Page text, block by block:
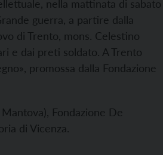
nella mattinata di sabato
guerra, a partire dalla
di Trento, mons. Celestino
e dai preti soldato. A Trento
promossa dalla Fondazione
Fondazione De
di Vicenza.